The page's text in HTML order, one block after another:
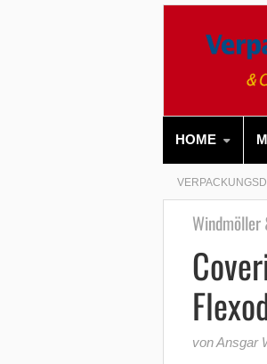
HOME
von Ansgar